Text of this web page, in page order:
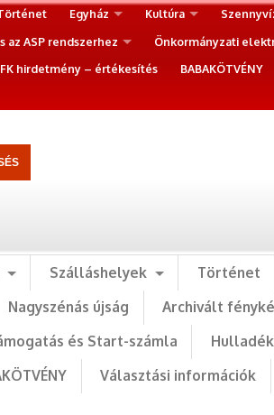
Egyház Kultúra
az ASP rendszerhez
Önkormányzati
hirdetmény – értékesítés BABAKÖTVÉNY
Szálláshelyek Történet
Nagyszénás újság Archivált
és Start-számla
Választási információk